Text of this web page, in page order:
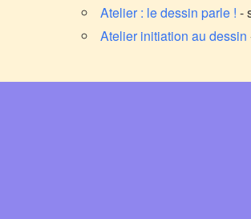
Atelier : le dessin parle ! -
Atelier initiation au dessin